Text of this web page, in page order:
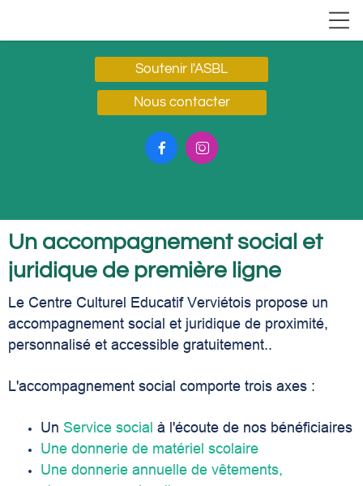
Soutenir l'ASBL
Nous contacter
 
Un accompagnement social et
juridique de première ligne
Le Centre Culturel Educatif Verviétois propose un
accompagnement social et juridique de proximité,
personnalisé et accessible gratuitement..
L'accompagnement social comporte trois axes :
Un Service social à l'écoute de nos bénéficiaires
Une donnerie de matériel scolaire
Une donnerie annuelle de vêtements,